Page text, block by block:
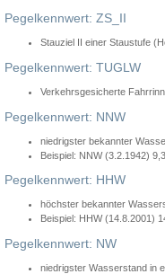
Pegelkennwert: ZS_II
Stauziel II einer Staustufe
Pegelkennwert: TUGLW
Verkehrsgesicherte
Pegelkennwert: NNW
niedrigster bekannter
Beispiel: NNW (3.2.1942)
Pegelkennwert: HHW
höchster bekannter
Beispiel: HHW (14.8.2001)
Pegelkennwert: NW
niedrigster Wasserstand in